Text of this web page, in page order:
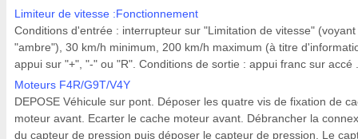
Limiteur de vitesse :Fonctionnement
Conditions d'entrée : interrupteur sur "Limitation de vitesse" (voyant
"ambre"), 30 km/h minimum, 200 km/h maximum (à titre
appui sur "+", "-" ou "R". Conditions de sortie : appui franc sur accé
Moteurs F4R/G9T/V4Y
DEPOSE Véhicule sur pont. Déposer les quatre vis de fixation de
moteur avant. Ecarter le cache moteur avant. Débrancher la
du capteur de pression puis déposer le capteur de pression. Le